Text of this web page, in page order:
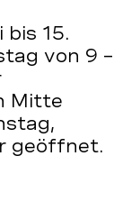
15.
von 9 –
Mitte
geöffnet.